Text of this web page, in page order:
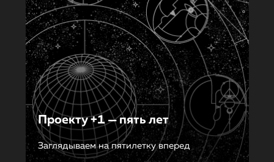
Проекту +1 — пять лет
Заглядываем на пятилетку вперед